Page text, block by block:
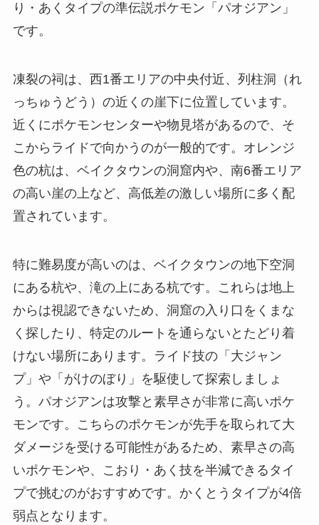
り・あくタイプの準伝説ポケモン「パオジアン」
です。
凍裂の祠は、西1番エリアの中央付近、列柱洞（れ
っちゅうどう）の近くの崖下に位置しています。
近くにポケモンセンターや物見塔があるので、そ
こからライドで向かうのが一般的です。オレンジ
色の杭は、ベイクタウンの洞窟内や、南6番エリア
の高い崖の上など、高低差の激しい場所に多く配
置されています。
特に難易度が高いのは、ベイクタウンの地下空洞
にある杭や、滝の上にある杭です。これらは地上
からは視認できないため、洞窟の入り口をくまな
く探したり、特定のルートを通らないとたどり着
けない場所にあります。ライド技の「大ジャン
プ」や「がけのぼり」を駆使して探索しましょ
う。パオジアンは攻撃と素早さが非常に高いポケ
モンです。こちらのポケモンが先手を取られて大
ダメージを受ける可能性があるため、素早さの高
いポケモンや、こおり・あく技を半減できるタイ
プで挑むのがおすすめです。かくとうタイプが4倍
弱点となります。